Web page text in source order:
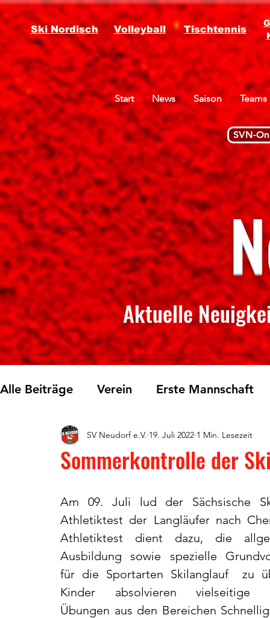
Ski Nordisch Volleyball Tischtennis
Start News Saison Teams
SVN-
Aktuelle
Alle Beiträge Verein Erste Mannschaft
Skilanglauf Fichtelberglauf
Sommerkontrolle der
SV Neudorf e.V. 19. Juli 2022 1 Min. Lesezeit
Am 09. Juli lud der Sächsische
Athletiktest der Langläufer nach
Athletiktest dient dazu, die
Ausbildung sowie spezielle
für die Sportarten Skilanglauf  zu
Kinder absolvieren vielseitige
Übungen aus den Bereichen